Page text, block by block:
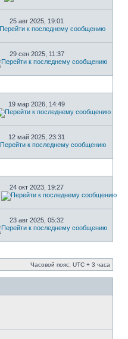
25 авг 2025, 19:01
29 сен 2025, 11:37
19 мар 2026, 14:49
12 май 2025, 23:31
24 окт 2023, 19:27
23 авг 2025, 05:32
Часовой пояс: UTC + 3 часа